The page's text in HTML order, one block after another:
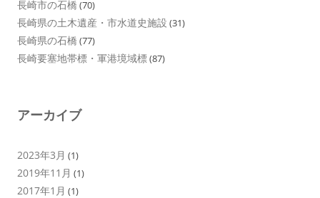
長崎市の石橋 (70)
長崎県の土木遺産・市水道史施設 (31)
長崎県の石橋 (77)
長崎要塞地帯標・軍港境域標(87)
アーカイブ
2023年3月 (1)
2019年11月 (1)
2017年1月 (1)